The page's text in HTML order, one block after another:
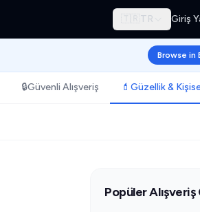
🇹🇷 TR Giriş
Browse in
🔒Güvenli Alışveriş 💄 Güzellik &
Popüler